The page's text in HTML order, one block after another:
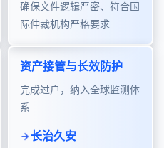
确保文件逻辑严密、符合国
际仲裁机构严格要求
资产接管与长效防护
完成过户，纳入全球监测体
系
长治久安